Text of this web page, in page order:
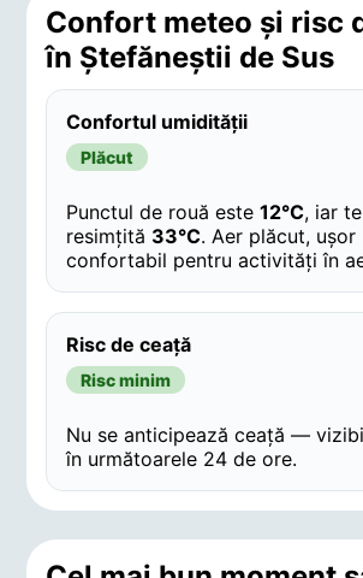
Confort meteo și risc
în Ştefăneştii de Sus
Confortul umidității
Plăcut
Punctul de rouă este12°C, iar
resimțită 33°C. Aer plăcut,
confortabil pentru activități în
Risc de ceață
Risc minim
Nu se anticipează ceață —
în următoarele 24 de ore.